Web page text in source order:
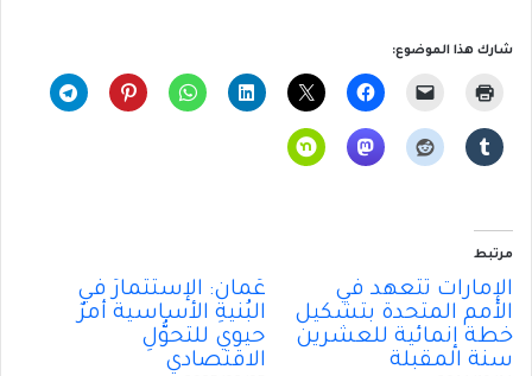
شارك هذا الموضوع:
مرتبط
الإمارات تتعهد في
الأمم المتحدة بتشكيل
خطة إنمائية للعشرين
سنة المقبلة
عُمان: الإستثمارُ في
البُنيةِ الأساسية أمرٌ
حيوي للتحوُّلِ
الاقتصادي